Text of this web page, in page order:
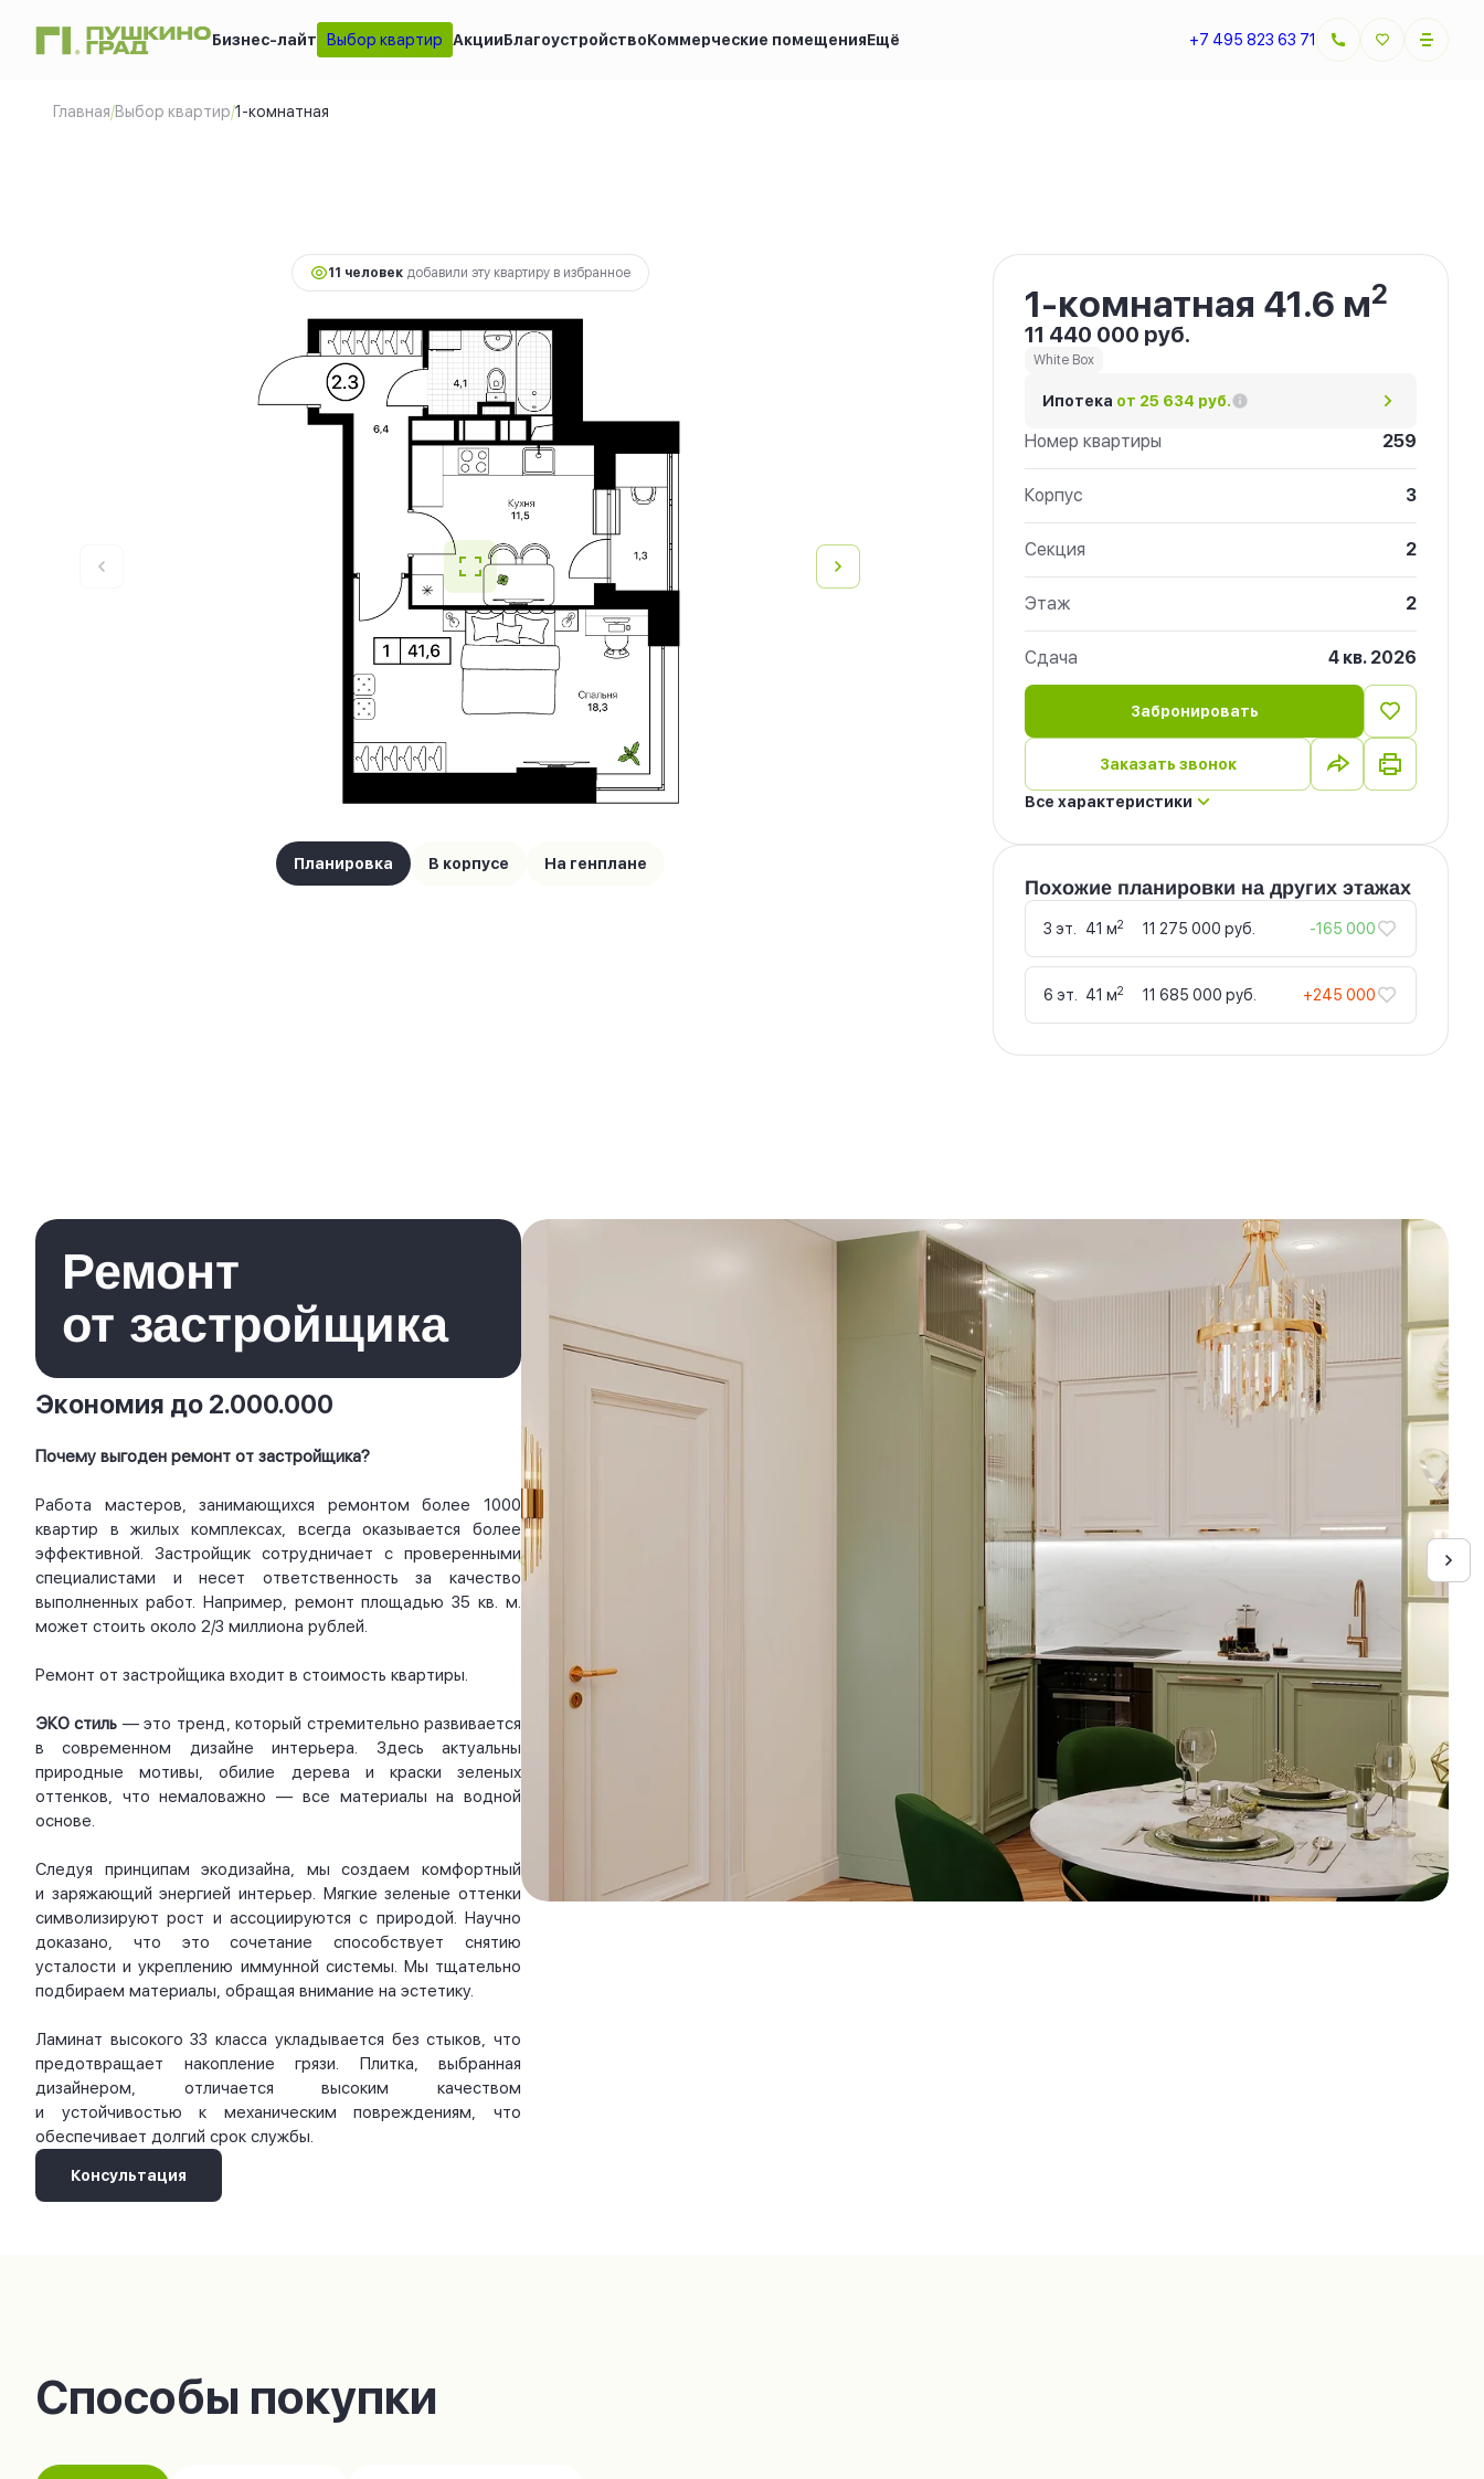
Бизнес-лайт Выбор квартир АкцииБлагоустройствоКоммерческие помещенияЕщё +7 495 823 63 71
Главная/Выбор квартир/1-комнатная
1-комнатная
11 человек добавили эту квартиру в избранное
Планировка В корпусе На генплане
1-комнатная 41.6 м2
11 440 000 руб.
White Box
Ипотека от 25 634 руб.
Номер квартиры 259
Корпус 3
Секция 2
Этаж 2
Сдача 4 кв. 2026
Забронировать
Заказать звонок
Все характеристики
Похожие планировки на других этажах
3 эт. 41 м2 11 275 000 руб. -165 000
6 эт. 41 м2 11 685 000 руб. +245 000
Ремонт
от застройщика
Экономия до 2.000.000
Почему выгоден ремонт от застройщика?
Работа мастеров, занимающихся ремонтом более 1000
квартир в жилых комплексах, всегда оказывается более
эффективной. Застройщик сотрудничает с проверенными
специалистами и несет ответственность за качество
выполненных работ. Например, ремонт площадью 35 кв. м.
может стоить около 2/3 миллиона рублей.
Ремонт от застройщика входит в стоимость квартиры.
ЭКО стиль — это тренд, который стремительно развивается
в современном дизайне интерьера. Здесь актуальны
природные мотивы, обилие дерева и краски зеленых
оттенков, что немаловажно — все материалы на водной
основе.
Следуя принципам экодизайна, мы создаем комфортный
и заряжающий энергией интерьер. Мягкие зеленые оттенки
символизируют рост и ассоциируются с природой. Научно
доказано, что это сочетание способствует снятию
усталости и укреплению иммунной системы. Мы тщательно
подбираем материалы, обращая внимание на эстетику.
Ламинат высокого 33 класса укладывается без стыков, что
предотвращает накопление грязи. Плитка, выбранная
дизайнером, отличается высоким качеством
и устойчивостью к механическим повреждениям, что
обеспечивает долгий срок службы.
Консультация
Способы покупки